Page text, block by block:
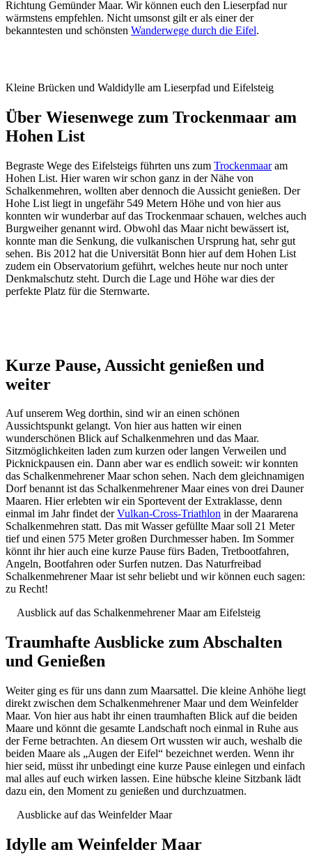
Richtung Gemünder Maar. Wir können euch den Lieserpfad nur
wärmstens empfehlen. Nicht umsonst gilt er als einer der
bekanntesten und schönsten Wanderwege durch die Eifel.
Kleine Brücken und Waldidylle am Lieserpfad und Eifelsteig
Über Wiesenwege zum Trockenmaar am
Hohen List
Begraste Wege des Eifelsteigs führten uns zum Trockenmaaram
Hohen List. Hier waren wir schon ganz in der Nähe von
Schalkenmehren, wollten aber dennoch die Aussicht genießen. Der
Hohe List liegt in ungefähr 549 Metern Höhe und von hier aus
konnten wir wunderbar auf das Trockenmaar schauen, welches auch
Burgweiher genannt wird. Obwohl das Maar nicht bewässert ist,
konnte man die Senkung, die vulkanischen Ursprung hat, sehr gut
sehen. Bis 2012 hat die Universität Bonn hier auf dem Hohen List
zudem ein Observatorium geführt, welches heute nur noch unter
Denkmalschutz steht. Durch die Lage und Höhe war dies der
perfekte Platz für die Sternwarte.
Kurze Pause, Aussicht genießen und
weiter
Auf unserem Weg dorthin, sind wir an einen schönen
Aussichtspunkt gelangt. Von hier aus hatten wir einen
wunderschönen Blick auf Schalkenmehren und das Maar.
Sitzmöglichkeiten laden zum kurzen oder langen Verweilen und
Picknickpausen ein. Dann aber war es endlich soweit: wir konnten
das Schalkenmehrener Maar schon sehen. Nach dem gleichnamigen
Dorf benannt ist das Schalkenmehrener Maar eines von drei Dauner
Maaren. Hier erlebten wir ein Sportevent der Extraklasse, denn
einmal im Jahr findet derVulkan-Cross-Triathlon in der Maararena
Schalkenmehren statt. Das mit Wasser gefüllte Maar soll 21 Meter
tief und einen 575 Meter großen Durchmesser haben. Im Sommer
könnt ihr hier auch eine kurze Pause fürs Baden, Tretbootfahren,
Angeln, Bootfahren oder Surfen nutzen. Das Naturfreibad
Schalkenmehrener Maar ist sehr beliebt und wir können euch sagen:
zu Recht!
Ausblick auf das Schalkenmehrener Maar am Eifelsteig
Traumhafte Ausblicke zum Abschalten
und Genießen
Weiter ging es für uns dann zum Maarsattel. Die kleine Anhöhe liegt
direkt zwischen dem Schalkenmehrener Maar und dem Weinfelder
Maar. Von hier aus habt ihr einen traumhaften Blick auf die beiden
Maare und könnt die gesamte Landschaft noch einmal in Ruhe aus
der Ferne betrachten. An diesem Ort wussten wir auch, weshalb die
beiden Maare als „Augen der Eifel“ bezeichnet werden. Wenn ihr
hier seid, müsst ihr unbedingt eine kurze Pause einlegen und einfach
mal alles auf euch wirken lassen. Eine hübsche kleine Sitzbank lädt
dazu ein, den Moment zu genießen und durchzuatmen.
Ausblicke auf das Weinfelder Maar
Idylle am Weinfelder Maar